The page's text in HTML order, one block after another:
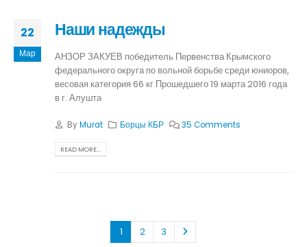
22
Мар
Наши надежды
АНЗОР ЗАКУЕВ победитель Первенства Крымского
федерального округа по вольной борьбе среди юниоров,
весовая категория 66 кг Прошедшего 19 марта 2016 года
в г. Алушта
ByMurat Борцы КБР 35 Comments
READ MORE...
1 2 3